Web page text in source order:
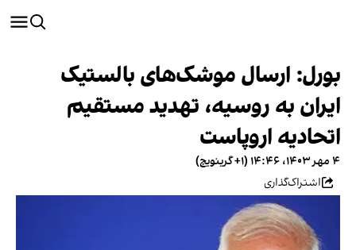
بورل: ارسال موشک‌های بالستیک
ایران به روسیه، تهدید مستقیم
اتحادیه اروپاست
۴ مهر ۱۴۰۳، ۱۴:۴۶ (‎+۱ گرینویچ)
اشتراک‌گذاری